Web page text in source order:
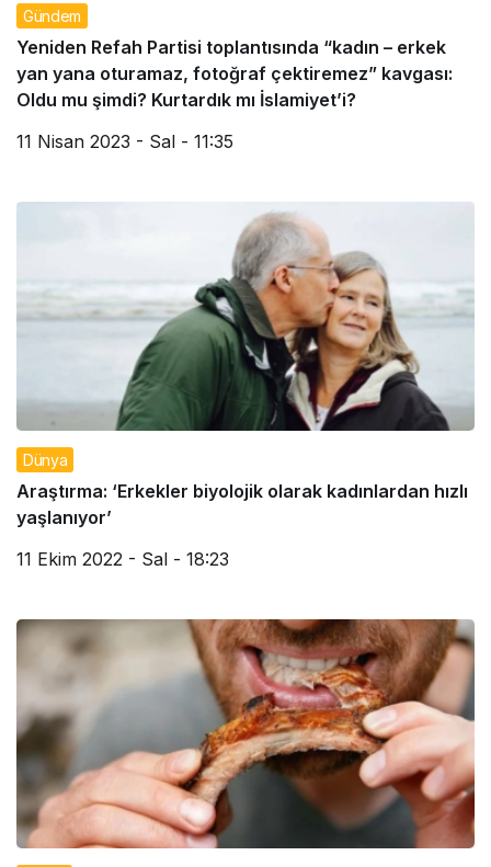
Gündem
Yeniden Refah Partisi toplantısında “kadın – erkek
yan yana oturamaz, fotoğraf çektiremez” kavgası:
Oldu mu şimdi? Kurtardık mı İslamiyet’i?
11 Nisan 2023 - Sal - 11:35
Dünya
Araştırma: ‘Erkekler biyolojik olarak kadınlardan hızlı
yaşlanıyor’
11 Ekim 2022 - Sal - 18:23